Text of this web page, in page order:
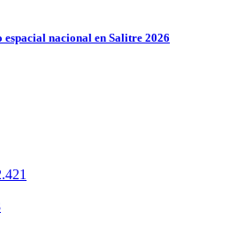
nacional en Salitre 2026